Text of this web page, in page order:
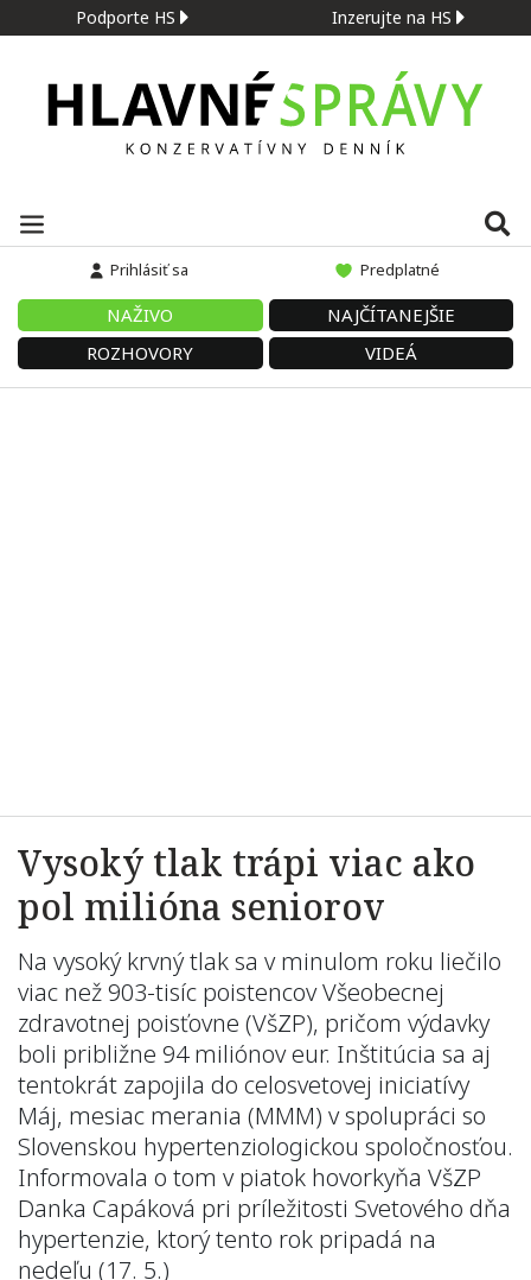
Podporte HS Inzerujte na HS
Prihlásiť sa Predplatné
NAŽIVO
NAJČÍTANEJŠIE
ROZHOVORY
VIDEÁ
Vysoký tlak trápi viac ako
pol milióna seniorov
Na vysoký krvný tlak sa v minulom roku liečilo
viac než 903-tisíc poistencov Všeobecnej
zdravotnej poisťovne (VšZP), pričom výdavky
boli približne 94 miliónov eur. Inštitúcia sa aj
tentokrát zapojila do celosvetovej iniciatívy
Máj, mesiac merania (MMM) v spolupráci so
Slovenskou hypertenziologickou spoločnosťou.
Informovala o tom v piatok hovorkyňa VšZP
Danka Capáková pri príležitosti Svetového dňa
hypertenzie, ktorý tento rok pripadá na
nedeľu (17. 5.)